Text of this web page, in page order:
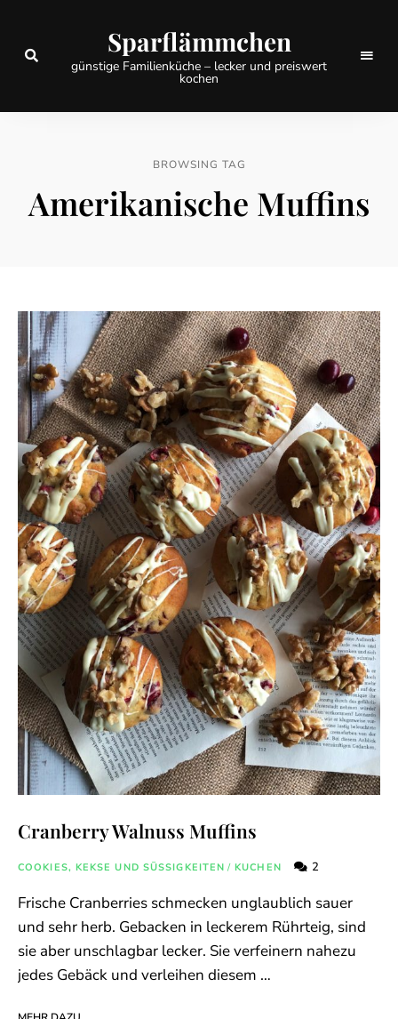
Sparflämmchen
günstige Familienküche – lecker und preiswert
kochen
BROWSING TAG
Amerikanische Muffins
Cranberry Walnuss Muffins
COOKIES, KEKSE UND SÜSSIGKEITEN / KUCHEN 2
Frische Cranberries schmecken unglaublich sauer
und sehr herb. Gebacken in leckerem Rührteig, sind
sie aber unschlagbar lecker. Sie verfeinern nahezu
jedes Gebäck und verleihen diesem …